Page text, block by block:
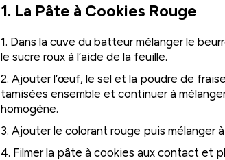
1. La Pâte à Cookies Rouge
1. Dans la cuve du batteur mélanger le
le sucre roux à l’aide de la feuille.
2. Ajouter l’œuf, le sel et la poudre de
tamisées ensemble et continuer à
homogène.
3. Ajouter le colorant rouge puis mélanger
4. Filmer la pâte à cookies aux contact et